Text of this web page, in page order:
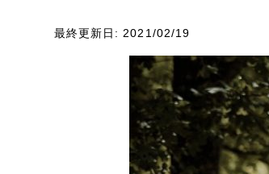
最終更新日: 2021/02/19